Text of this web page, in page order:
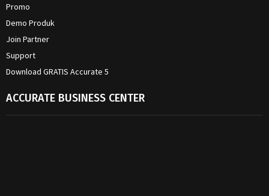
Promo
Demo Produk
Join Partner
Support
Download GRATIS Accurate 5
ACCURATE BUSINESS CENTER